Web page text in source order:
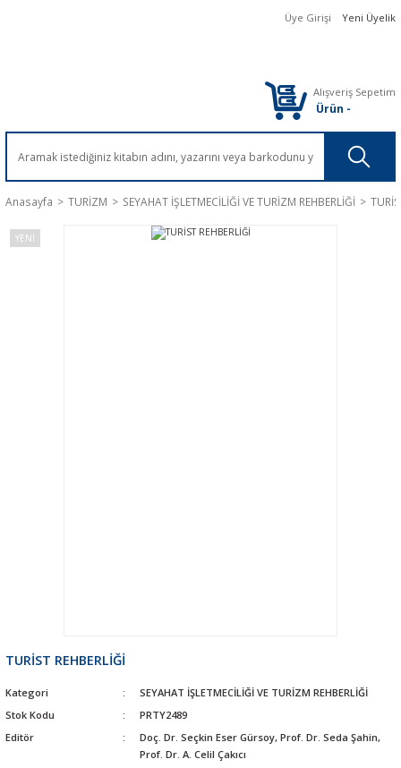
Üye Girişi Yeni Üyelik
Alışveriş Sepetim
Ürün -
Anasayfa TURİZM SEYAHAT İŞLETMECİLİĞİ VE TURİZM REHBERLİĞİ
YENİ
TURİST REHBERLİĞİ
Kategori
SEYAHAT İŞLETMECİLİĞİ VE TURİZM REHBERLİĞİ
Stok Kodu
PRTY2489
Editör
Doç. Dr. Seçkin Eser Gürsoy, Prof. Dr. Seda Şahin,
Prof. Dr. A. Celil Çakıcı